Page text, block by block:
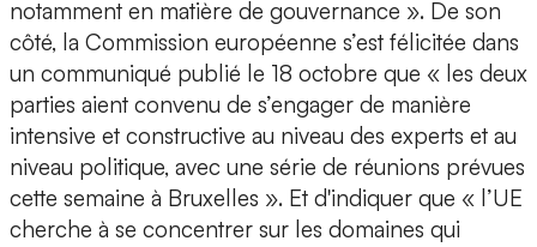
notamment en matière de gouvernance ». De son
côté, la Commission européenne s’est félicitée dans
un communiqué publié le 18 octobre que « les deux
parties aient convenu de s’engager de manière
intensive et constructive au niveau des experts et au
niveau politique, avec une série de réunions prévues
cette semaine à Bruxelles ». Et d'indiquer que « l’UE
cherche à se concentrer sur les domaines qui